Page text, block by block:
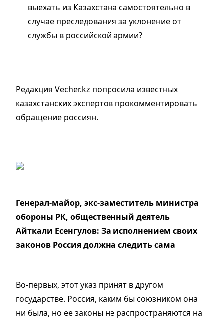
выехать из Казахстана самостоятельно в
случае преследования за уклонение от
службы в российской армии?
Редакция Vecher.kz попросила известных
казахстанских экспертов прокомментировать
обращение россиян.
Генерал-майор, экс-заместитель министра
обороны РК, общественный деятель
Айткали Есенгулов: За исполнением своих
законов Россия должна следить сама
Во-первых, этот указ принят в другом
государстве. Россия, каким бы союзником она
ни была, но ее законы не распространяются на